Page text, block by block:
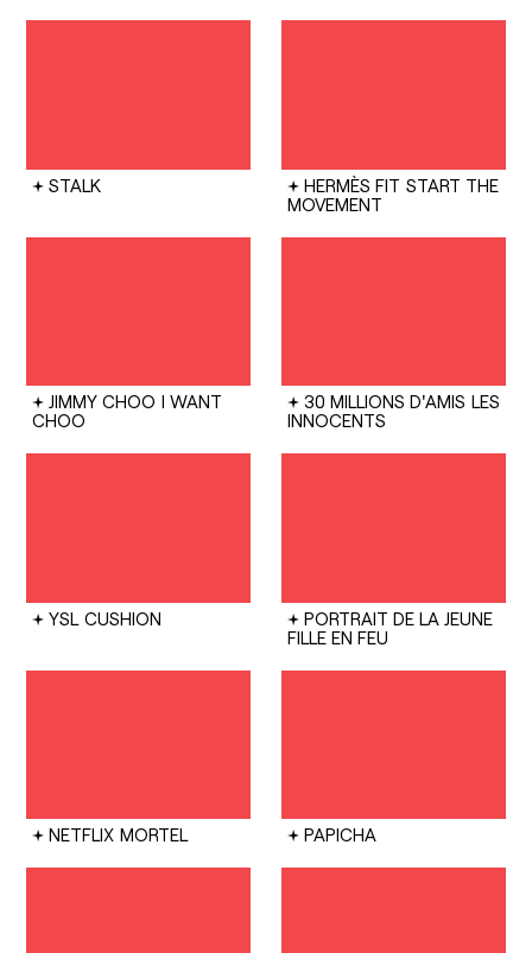
STALK HERMÈS FIT START THE
MOVEMENT
JIMMY CHOO I WANT
CHOO
30 MILLIONS D'AMIS LES
INNOCENTS
YSL CUSHION
PORTRAIT DE LA JEUNE
FILLE EN FEU
NETFLIX MORTEL PAPICHA